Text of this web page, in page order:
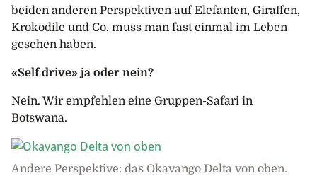
beiden anderen Perspektiven auf Elefanten, Giraffen,
Krokodile und Co. muss man fast einmal im Leben
gesehen haben.
«Self drive» ja oder nein?
Nein. Wir empfehlen eine Gruppen-Safari in
Botswana.
Andere Perspektive: das Okavango Delta von oben.